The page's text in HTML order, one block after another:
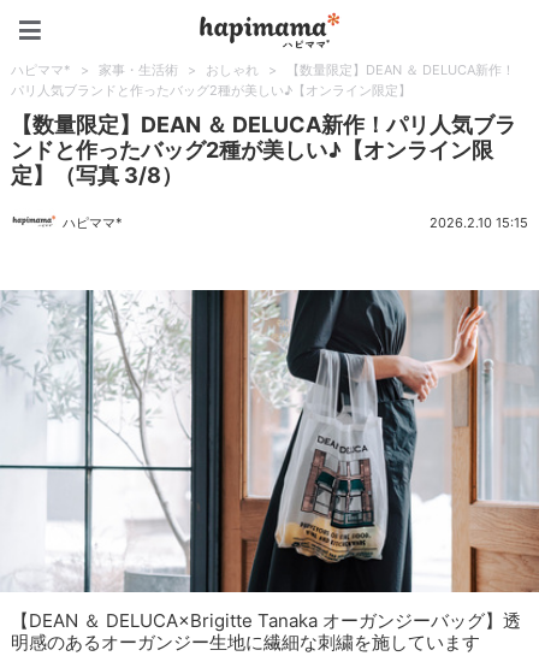
ハピママ* > 家事・生活術 > おしゃれ >
【数量限定】DEAN ＆ DELUCA新作！
パリ人気ブランドと作ったバッグ2種が美しい♪【オンライン限定】
【数量限定】DEAN ＆ DELUCA新作！パリ人気ブラ
ンドと作ったバッグ2種が美しい♪【オンライン限
定】（写真 3/8）
ハピママ* 2026.2.10 15:15
【DEAN ＆ DELUCA×Brigitte Tanaka オーガンジーバッグ】透
明感のあるオーガンジー生地に繊細な刺繍を施しています